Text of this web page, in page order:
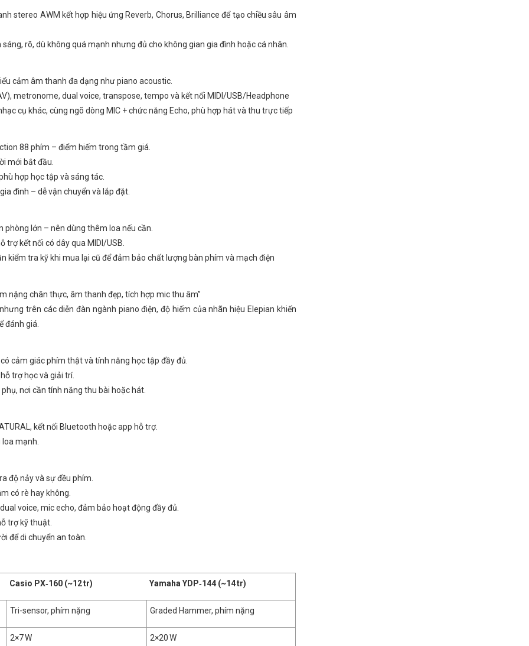
stereo AWM kết hợp hiệu ứng Reverb, Chorus, Brilliance để tạo chiều sâu âm
rõ, dù không quá mạnh nhưng đủ cho không gian gia đình hoặc cá nhân.
cảm âm thanh đa dạng như piano acoustic.
metronome, dual voice, transpose, tempo và kết nối MIDI/USB/Headphone
cụ khác, cùng ngõ dòng MIC + chức năng Echo, phù hợp hát và thu trực tiếp
88 phím – điểm hiếm trong tầm giá.
mới bắt đầu.
hợp học tập và sáng tác.
đình – dễ vận chuyển và lắp đặt.
phòng lớn – nên dùng thêm loa nếu cần.
kết nối có dây qua MIDI/USB.
kiểm tra kỹ khi mua lại cũ để đảm bảo chất lượng bàn phím và mạch điện
nặng chân thực, âm thanh đẹp, tích hợp mic thu âm”
trên các diễn đàn ngành piano điện, độ hiếm của nhãn hiệu Elepian khiến
đánh giá.
cảm giác phím thật và tính năng học tập đầy đủ.
trợ học và giải trí.
nơi cần tính năng thu bài hoặc hát.
kết nối Bluetooth hoặc app hỗ trợ.
mạnh.
độ nảy và sự đều phím.
có rè hay không.
voice, mic echo, đảm bảo hoạt động đầy đủ.
trợ kỹ thuật.
để di chuyển an toàn.
Casio PX‑160 (~12 tr) Yamaha YDP‑144 (~14 tr)
Tri-sensor, phím nặng Graded Hammer, phím nặng
2×7 W 2×20 W